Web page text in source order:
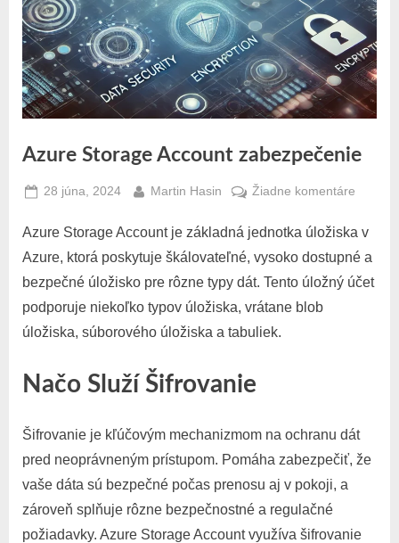
Azure Storage Account zabezpečenie
Posted
28 júna, 2024 By
Martin Hasin Žiadne komentárena
Storage
Account
Azure Storage Account je základná jednotka úložiska v
Azure, ktorá poskytuje škálovateľné, vysoko dostupné a
bezpečné úložisko pre rôzne typy dát. Tento úložný účet
podporuje niekoľko typov úložiska, vrátane blob
úložiska, súborového úložiska a tabuliek.
Načo Služí Šifrovanie
Šifrovanie je kľúčovým mechanizmom na ochranu dát
pred neoprávneným prístupom. Pomáha zabezpečiť, že
vaše dáta sú bezpečné počas prenosu aj v pokoji, a
zároveň splňuje rôzne bezpečnostné a regulačné
požiadavky. Azure Storage Account využíva šifrovanie